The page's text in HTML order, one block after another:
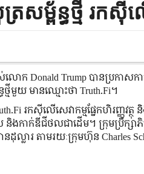
សម្ព័ន្ធថ្មី រកស៊ី
លោក Donald Trump បានប្រកាស
មីមួយ មានឈ្មោះថា Truth.Fi។
រកស៊ីលើសេវាកម្មផ្នែកហិរញ្ញវត្ថុ និ
និងកាក់ឌីជីថលជាដើម។ ក្រុមប្រឹក្ស
លារ តាមរយៈក្រុមហ៊ុន Charles